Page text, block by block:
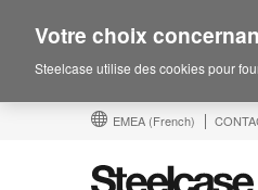
EMEA (French)
Votre choix
Steelcase utilise des cookies pour